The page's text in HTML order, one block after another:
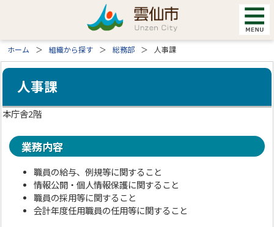
ホーム 組織から探す 総務部 人事課
人事課
本庁舎2階
業務内容
職員の給与、例規等に関すること
情報公開・個人情報保護に関すること
職員の採用等に関すること
会計年度任用職員の任用等に関すること